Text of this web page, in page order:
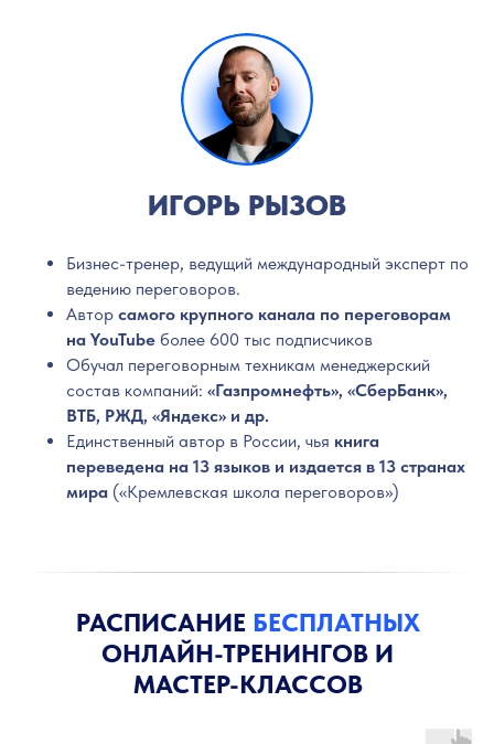
ИГОРЬ РЫЗОВ
Бизнес-тренер, ведущий международный эксперт по
ведению переговоров.
Автор самого крупного канала по переговорам
на YouTube более 600 тыс подписчиков
Обучал переговорным техникам менеджерский
состав компаний: «Газпромнефть», «СберБанк»,
ВТБ, РЖД, «Яндекс» и др.
Единственный автор в России, чья книга
переведена на 13 языков и издается в 13 странах
мира («Кремлевская школа переговоров»)
РАСПИСАНИЕ БЕСПЛАТНЫХ
ОНЛАЙН-ТРЕНИНГОВ И
МАСТЕР-КЛАССОВ